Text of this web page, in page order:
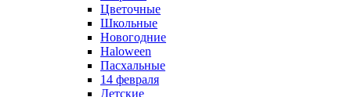
Цветочные
Школьные
Новогодние
Haloween
Пасхальные
14 февраля
Детские